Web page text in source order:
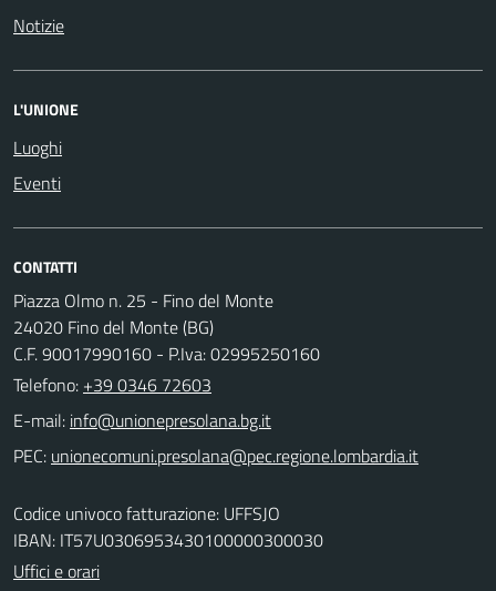
Notizie
L'UNIONE
Luoghi
Eventi
CONTATTI
Piazza Olmo n. 25 - Fino del Monte
24020 Fino del Monte (BG)
C.F. 90017990160 - P.Iva: 02995250160
Telefono: +39 0346 72603
E-mail:
PEC:
Codice univoco fatturazione: UFFSJO
IBAN: IT57U0306953430100000300030
Uffici e orari